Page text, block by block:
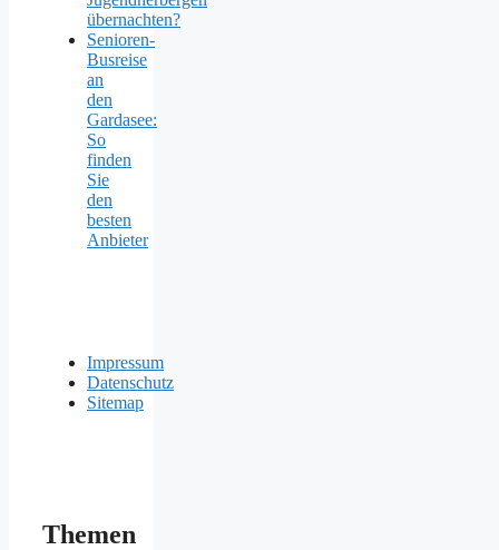
übernachten?
Senioren-
Busreise
an
den
Gardasee:
So
finden
Sie
den
besten
Anbieter
Impressum
Datenschutz
Sitemap
Themen